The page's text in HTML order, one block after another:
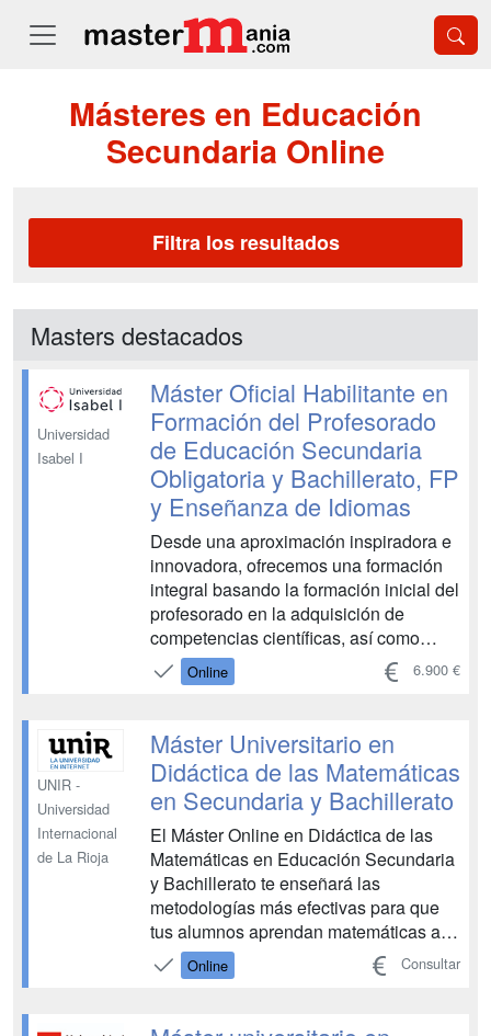
Másteres en Educación
Secundaria Online
Filtra los resultados
Masters destacados
Universidad
Isabel I
Máster Oficial Habilitante en
Formación del Profesorado
de Educación Secundaria
Obligatoria y Bachillerato, FP
y Enseñanza de Idiomas
Desde una aproximación inspiradora e
innovadora, ofrecemos una formación
integral basando la formación inicial del
profesorado en la adquisición de
competencias científicas, así como
competencias didácticas que faciliten la
construcción del aprendizaje y la
objetivo es que te dotes de las
herramientas necesaria...
Online 6.900 €
UNIR -
Universidad
Internacional
de La Rioja
Máster Universitario en
Didáctica de las Matemáticas
en Secundaria y Bachillerato
El Máster Online en Didáctica de las
Matemáticas en Educación Secundaria
y Bachillerato te enseñará las
metodologías más efectivas para que
tus alumnos aprendan matemáticas a
través de técnicas sencillas, eficaces y
entretenidas. Aprenderás las
para la enseñanza de las matemáticas
Online Consultar